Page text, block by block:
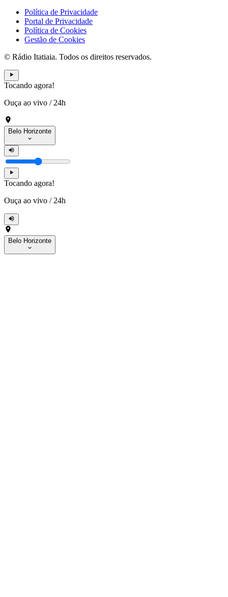
Política de Privacidade
Portal de Privacidade
Política de Cookies
Gestão de Cookies
© Rádio Itatiaia. Todos os direitos reservados.
Tocando agora!
Ouça ao vivo / 24h
Belo Horizonte
Tocando agora!
Ouça ao vivo / 24h
Belo Horizonte